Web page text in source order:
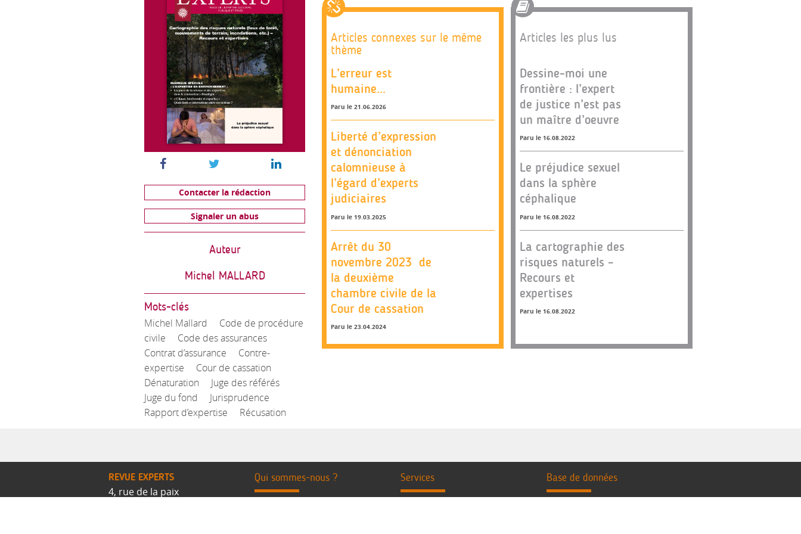
Contacter la rédaction
Signaler un abus
Auteur
Michel MALLARD
Mots-clés
Michel Mallard
Code de procédure
civile
Code des assurances
Contrat d’assurance
Contre-
expertise
Cour de cassation
Dénaturation
Juge des référés
Juge du fond
Jurisprudence
Rapport d’expertise
Récusation
Articles connexes sur le même
thème
L’erreur est
humaine...
Paru le 21.06.2026
Liberté d’expression
et dénonciation
calomnieuse à
l’égard d’experts
judiciaires
Paru le 19.03.2025
Arrêt du 30
novembre 2023 de
la deuxième
chambre civile de la
Cour de cassation
Paru le 23.04.2024
Articles les plus lus
Dessine-moi une
frontière : l’expert
de justice n’est pas
un maître d’oeuvre
Paru le 16.08.2022
Le préjudice sexuel
dans la sphère
céphalique
Paru le 16.08.2022
La cartographie des
risques naturels –
Recours et
expertises
Paru le 16.08.2022
REVUE EXPERTS
4, rue de la paix
Qui sommes-nous ? Services Base de données